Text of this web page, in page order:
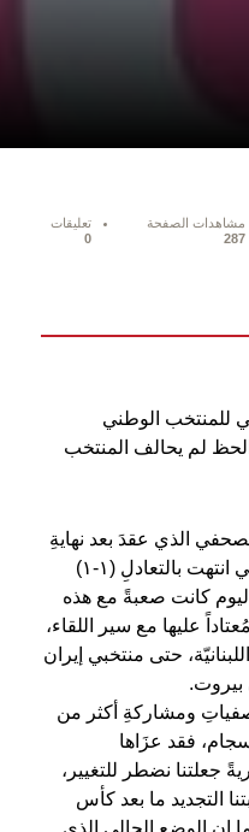
مشاهدات الصفحة
287
تعليقات
0
للمنتخب الوطني
الحظ لم يحالف المنتخب
الذي عقدَ بعد نهايةِ
مُباراةِ منتخبنا ونظيره اللبناني التي انتهت بالتعادلِ (١-١)
اليوم كانت صعبةً مع هذه
عليها مع سير اللقاء،
حتى منتخبي إيران
بيروت.
ومشاركةِ أكثر من
فقد عزَاها
جعلتنا نضطر للتغيير،
التجديد ما بعد كأس